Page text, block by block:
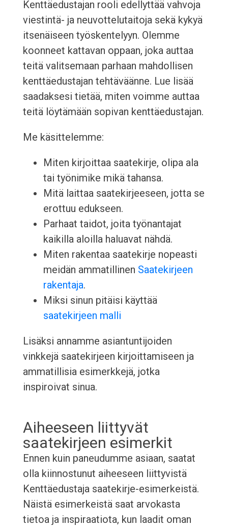
Kenttäedustajan rooli edellyttää vahvoja
viestintä- ja neuvottelutaitoja sekä kykyä
itsenäiseen työskentelyyn. Olemme
koonneet kattavan oppaan, joka auttaa
teitä valitsemaan parhaan mahdollisen
kenttäedustajan tehtäväänne. Lue lisää
saadaksesi tietää, miten voimme auttaa
teitä löytämään sopivan kenttäedustajan.
Me käsittelemme:
Miten kirjoittaa saatekirje, olipa ala
tai työnimike mikä tahansa.
Mitä laittaa saatekirjeeseen, jotta se
erottuu edukseen.
Parhaat taidot, joita työnantajat
kaikilla aloilla haluavat nähdä.
Miten rakentaa saatekirje nopeasti
meidän ammatillinen Saatekirjeen
rakentaja.
Miksi sinun pitäisi käyttää
saatekirjeen malli
Lisäksi annamme asiantuntijoiden
vinkkejä saatekirjeen kirjoittamiseen ja
ammatillisia esimerkkejä, jotka
inspiroivat sinua.
Aiheeseen liittyvät
saatekirjeen esimerkit
Ennen kuin paneudumme asiaan, saatat
olla kiinnostunut aiheeseen liittyvistä
Kenttäedustaja saatekirje-esimerkeistä.
Näistä esimerkeistä saat arvokasta
tietoa ja inspiraatiota, kun laadit oman